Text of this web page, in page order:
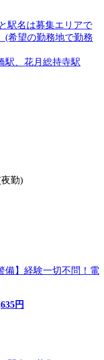
駅名は募集エリアで
(希望の勤務地で勤務
駅、花月総持寺駅
勤)
備】経験一切不問！電
円